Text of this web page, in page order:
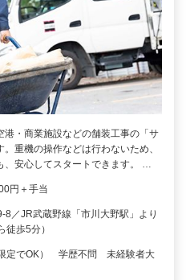
港・商業施設などの舗装工事の「サ
重機の操作などは行わないため、
、安心してスタートできます。 …
円＋手当
8／JR武蔵野線「市川大野駅」より
歩5分）
定でOK） 学歴不問 未経験者大